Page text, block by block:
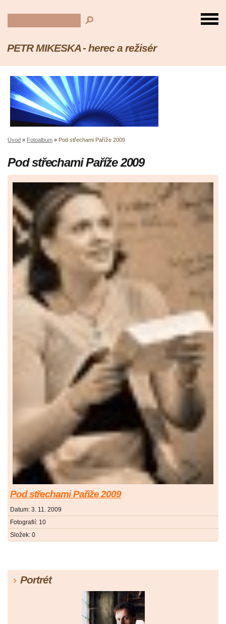
PETR MIKESKA - herec a režisér
Úvod » Fotoalbum » Pod střechami Paříže 2009
Pod střechami Paříže 2009
Pod střechami Paříže 2009
Datum: 3. 11. 2009
Fotografií: 10
Složek: 0
Portrét